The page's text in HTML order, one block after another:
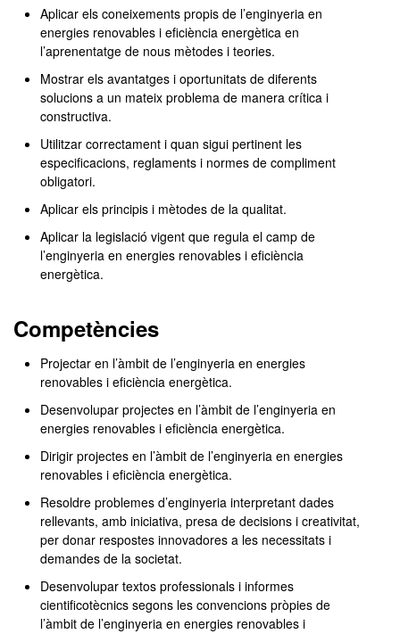
Aplicar els coneixements propis de l’enginyeria en
energies renovables i eficiència energètica en
l’aprenentatge de nous mètodes i teories.
Mostrar els avantatges i oportunitats de diferents
solucions a un mateix problema de manera crítica i
constructiva.
Utilitzar correctament i quan sigui pertinent les
especificacions, reglaments i normes de compliment
obligatori.
Aplicar els principis i mètodes de la qualitat.
Aplicar la legislació vigent que regula el camp de
l’enginyeria en energies renovables i eficiència
energètica.
Competències
Projectar en l’àmbit de l’enginyeria en energies
renovables i eficiència energètica.
Desenvolupar projectes en l’àmbit de l’enginyeria en
energies renovables i eficiència energètica.
Dirigir projectes en l’àmbit de l’enginyeria en energies
renovables i eficiència energètica.
Resoldre problemes d’enginyeria interpretant dades
rellevants, amb iniciativa, presa de decisions i creativitat,
per donar respostes innovadores a les necessitats i
demandes de la societat.
Desenvolupar textos professionals i informes
cientificotècnics segons les convencions pròpies de
l’àmbit de l’enginyeria en energies renovables i